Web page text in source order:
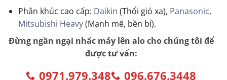
Phân khúc cao cấp: Daikin (Thổi gió xa), Panasonic,
Mitsubishi Heavy(Mạnh mẽ, bền bỉ).
Đừng ngần ngại nhấc máy lên alo cho chúng tôi để
được tư vấn:
0971.979.348 096.676.3448